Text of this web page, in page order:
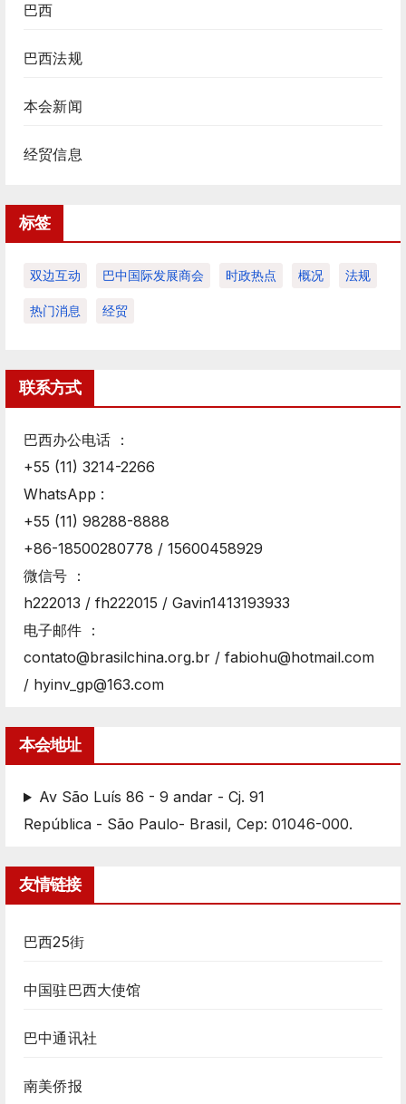
巴西
巴西法规
本会新闻
经贸信息
标签
双边互动 巴中国际发展商会 时政热点 概况 法规
热门消息 经贸
联系方式
巴西办公电话 ：
+55 (11) 3214-2266
WhatsApp :
+55 (11) 98288-8888
+86-18500280778 / 15600458929
微信号 ：
h222013 / fh222015 / Gavin1413193933
电子邮件 ：
contato@brasilchina.org.br / fabiohu@hotmail.com
/ hyinv_gp@163.com
本会地址
Av São Luís 86 - 9 andar - Cj. 91
República - São Paulo- Brasil, Cep: 01046-000.
友情链接
巴西25街
中国驻巴西大使馆
巴中通讯社
南美侨报